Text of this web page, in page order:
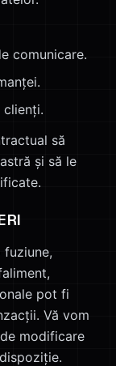
comunicare.
clienți.
să
și să le
pot fi
Vă vom
modificare